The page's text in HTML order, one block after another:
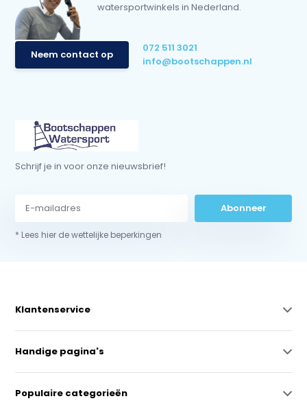
watersportwinkels in Nederland.
Neem contact op
072 511 3021
info@bootschappen.nl
Schrijf je in voor onze nieuwsbrief!
Abonneer
* Lees hier de wettelijke beperkingen
Klantenservice
Handige pagina's
Populaire categorieën